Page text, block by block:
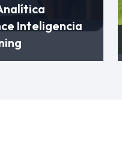
Inteligencia